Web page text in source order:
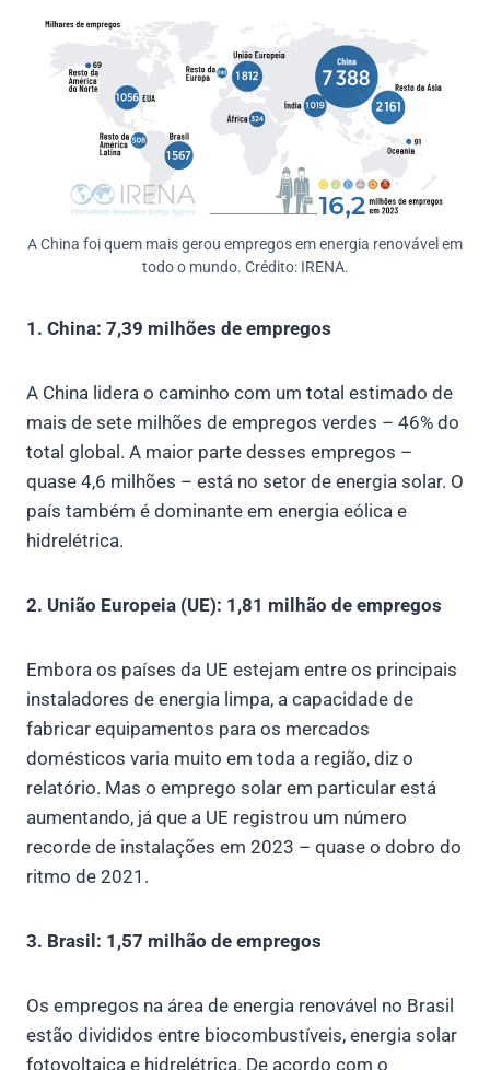
A China foi quem mais gerou empregos em energia renovável em
todo o mundo. Crédito: IRENA.
1. China: 7,39 milhões de empregos
A China lidera o caminho com um total estimado de
mais de sete milhões de empregos verdes – 46% do
total global. A maior parte desses empregos –
quase 4,6 milhões – está no setor de energia solar. O
país também é dominante em energia eólica e
hidrelétrica.
2. União Europeia (UE): 1,81 milhão de empregos
Embora os países da UE estejam entre os principais
instaladores de energia limpa, a capacidade de
fabricar equipamentos para os mercados
domésticos varia muito em toda a região, diz o
relatório. Mas o emprego solar em particular está
aumentando, já que a UE registrou um número
recorde de instalações em 2023 – quase o dobro do
ritmo de 2021.
3. Brasil: 1,57 milhão de empregos
Os empregos na área de energia renovável no Brasil
estão divididos entre biocombustíveis, energia solar
fotovoltaica e hidrelétrica. De acordo com o